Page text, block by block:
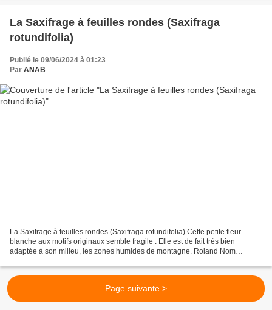
La Saxifrage à feuilles rondes (Saxifraga
rotundifolia)
Publié le 09/06/2024 à 01:23
Par ANAB
La Saxifrage à feuilles rondes (Saxifraga rotundifolia) Cette petite fleur
blanche aux motifs originaux semble fragile . Elle est de fait très bien
adaptée à son milieu, les zones humides de montagne. Roland Nom
Page suivante >